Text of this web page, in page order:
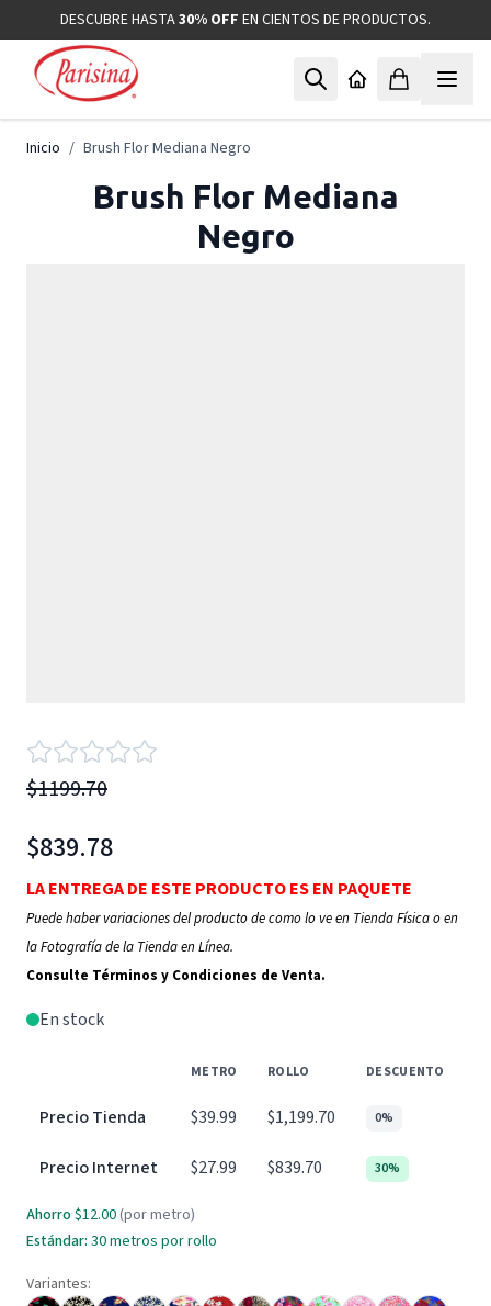
Ir al contenidoDESCUBRE HASTA30% OFF EN CIENTOS DE PRODUCTOS.
Inicio / Brush Flor Mediana Negro
Brush Flor Mediana
Negro
$1199.70
$839.78
LA ENTREGA DE ESTE PRODUCTO ES EN PAQUETE
Puede haber variaciones del producto de como lo ve en Tienda Física o en
la Fotografía de la Tienda en Línea.
Consulte Términos y Condiciones de Venta.
En stock
METRO ROLLO DESCUENTO
Precio Tienda $39.99 $1,199.70 0%
Precio Internet $27.99 $839.70 30%
Ahorro $12.00 (por metro)
Estándar: 30 metros por rollo
Variantes: